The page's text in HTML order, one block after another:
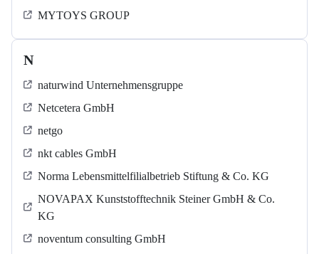
MYTOYS GROUP
N
naturwind Unternehmensgruppe
Netcetera GmbH
netgo
nkt cables GmbH
Norma Lebensmittelfilialbetrieb Stiftung & Co. KG
NOVAPAX Kunststofftechnik Steiner GmbH & Co.
KG
noventum consulting GmbH